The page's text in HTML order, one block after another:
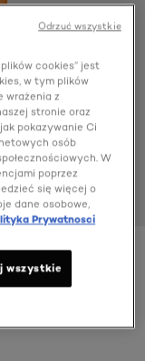
cookies” jest
w tym plików
wrażenia z
stronie oraz
pokazywanie Ci
osób
W
poprzez
się więcej o
dane osobowe,
Prywatnosci
wszystkie
Odrzuć wszystkie